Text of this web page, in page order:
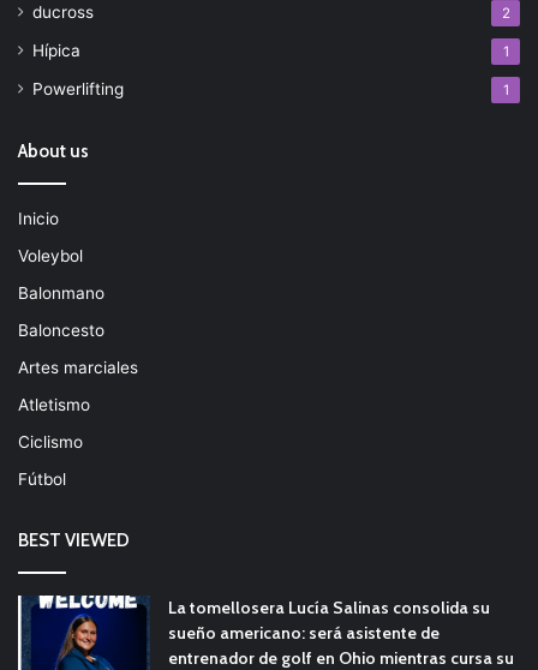
ducross 2
Hípica 1
Powerlifting 1
About us
Inicio
Voleybol
Balonmano
Baloncesto
Artes marciales
Atletismo
Ciclismo
Fútbol
BEST VIEWED
La tomellosera Lucía Salinas consolida su
sueño americano: será asistente de
entrenador de golf en Ohio mientras cursa su